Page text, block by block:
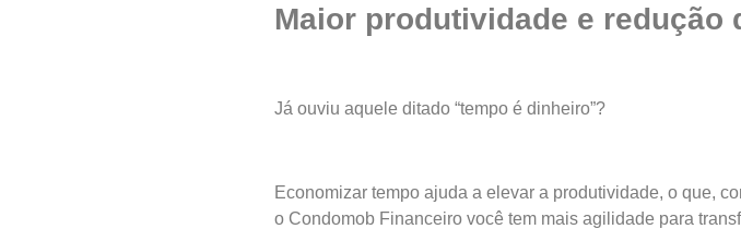
Maior produtividade e redução
Já ouviu aquele ditado “tempo é dinheiro”?
Economizar tempo ajuda a elevar a produtividade, o que,
o Condomob Financeiro você tem mais agilidade para